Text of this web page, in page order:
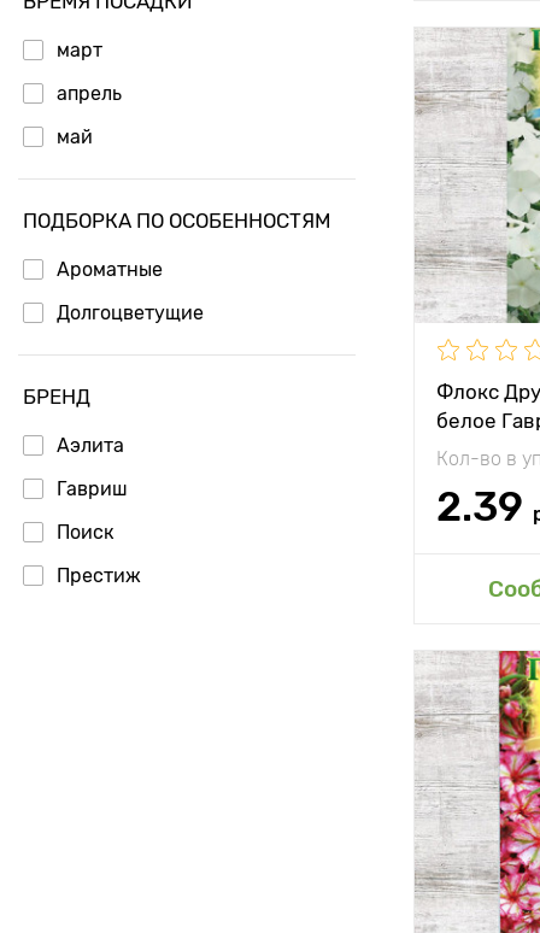
март
апрель
май
ПОДБОРКА ПО ОСОБЕННОСТЯМ
Ароматные
Долгоцветущие
БРЕНД
Аэлита
Гавриш
Поиск
Престиж
Флокс
белое
Кол-во в
2.39
Высота
Растояние
растениями
Особенности
Высота
Растояние
растениями